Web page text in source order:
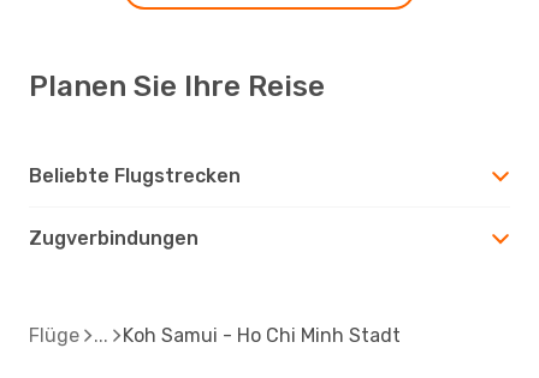
Planen Sie Ihre Reise
Beliebte Flugstrecken
Zugverbindungen
Flüge Koh Samui - Ho Chi Minh Stadt